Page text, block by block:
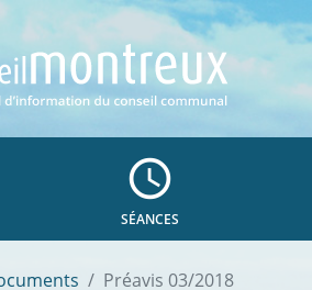
access_time
SÉANCES
Préavis 03/2018